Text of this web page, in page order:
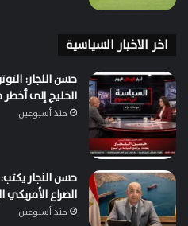
اخر الاخبار السياسية
حسن النجار:
الخليج إلى
منذ أسبوعين
حسن النجار
الصراع الأمريكي
منذ أسبوعين